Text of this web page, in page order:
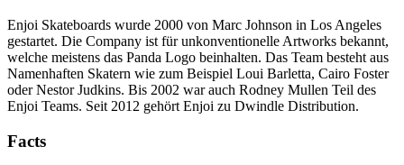
Enjoi Skateboards wurde 2000 von Marc Johnson in Los Angeles
gestartet. Die Company ist für unkonventionelle Artworks bekannt,
welche meistens das Panda Logo beinhalten. Das Team besteht aus
Namenhaften Skatern wie zum Beispiel Loui Barletta, Cairo Foster
oder Nestor Judkins. Bis 2002 war auch Rodney Mullen Teil des
Enjoi Teams. Seit 2012 gehört Enjoi zu Dwindle Distribution.
Facts